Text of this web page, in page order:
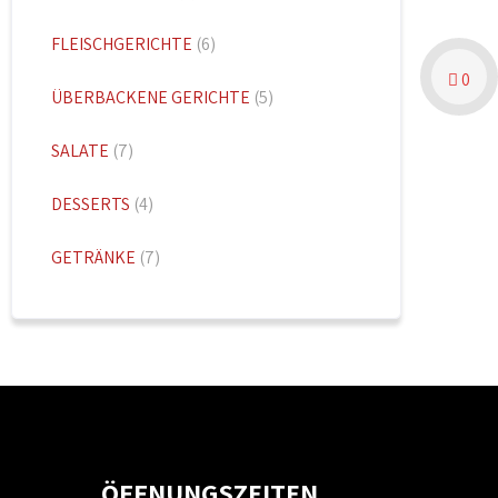
FLEISCHGERICHTE (6)
ÜBERBACKENE GERICHTE (5)
SALATE (7)
DESSERTS (4)
GETRÄNKE (7)
0